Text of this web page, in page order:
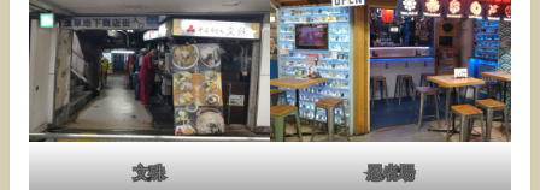
文殊 忍者場